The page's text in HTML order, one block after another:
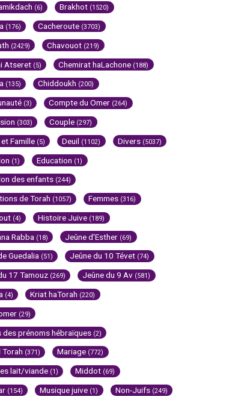
(6) Brakhot (1520)
(176) Cacheroute (3703)
(2429) Chavouot (219)
Atseret (5) Chemirat haLachone (188)
(135) Chiddoukh (200)
(3) Compte du Omer (264)
(303) Couple (297)
Famille (5) Deuil (1102) Divers (5037)
(1) Education (1)
des enfants (244)
de Torah (1057) Femmes (316)
(4) Histoire Juive (189)
Rabba (18) Jeûne d'Esther (69)
Guedalia (51) Jeûne du 10 Tévet (74)
17 Tamouz (269) Jeûne du 9 Av (581)
(4) Kriat haTorah (220)
(29)
des prénoms hébraïques (2)
Torah (371) Mariage (772)
lait/viande (1) Middot (69)
(154) Musique juive (1) Non-Juifs (249)